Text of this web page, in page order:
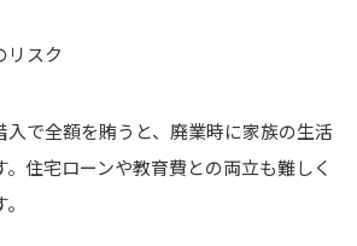
リスク
入で全額を賄うと、廃業時に家族の生活
住宅ローンや教育費との両立も難しく